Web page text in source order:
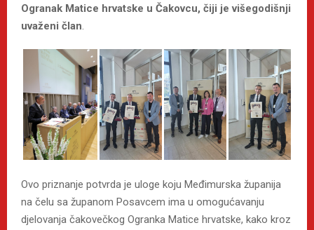
Ogranak Matice hrvatske u Čakovcu, čiji je višegodišnji
uvaženi član.
Ovo priznanje potvrda je uloge koju Međimurska županija
na čelu sa županom Posavcem ima u omogućavanju
djelovanja čakovečkog Ogranka Matice hrvatske, kako kroz